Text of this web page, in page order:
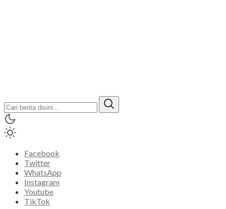
Facebook
Twitter
WhatsApp
Instagram
Youtube
TikTok